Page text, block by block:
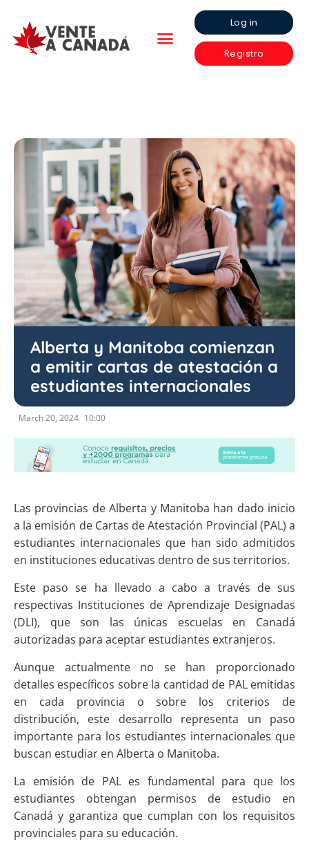
Log in
Registro
Alberta y Manitoba comienzan
a emitir cartas de atestación a
estudiantes internacionales
March 20, 2024 10:00
Las provincias de Alberta y Manitoba han dado inicio
a la emisión de Cartas de Atestación Provincial (PAL) a
estudiantes internacionales que han sido admitidos
en instituciones educativas dentro de sus territorios.
Este paso se ha llevado a cabo a través de sus
respectivas Instituciones de Aprendizaje Designadas
(DLI), que son las únicas escuelas en Canadá
autorizadas para aceptar estudiantes extranjeros.
Aunque actualmente no se han proporcionado
detalles específicos sobre la cantidad de PAL emitidas
en cada provincia o sobre los criterios de
distribución, este desarrollo representa un paso
importante para los estudiantes internacionales que
buscan estudiar en Alberta o Manitoba.
La emisión de PAL es fundamental para que los
estudiantes obtengan permisos de estudio en
Canadá y garantiza que cumplan con los requisitos
provinciales para su educación.